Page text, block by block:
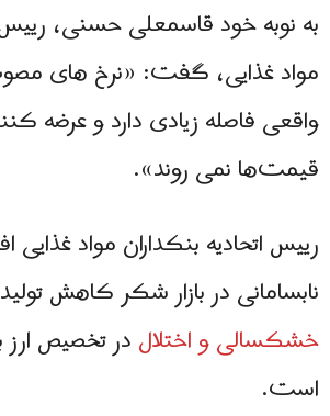
به نوبه خود قاسمعلی حسنی، رییس
مواد غذایی، گفت: «نرخ‌ های
واقعی فاصله زیادی دارد و عرضه‌
قیمت‌ها نمی‌ روند».
رییس اتحادیه بنکداران مواد غذایی
نابسامانی در بازار شکر کاهش
خشکسالی و اختلالدر تخصیص ارز
است.